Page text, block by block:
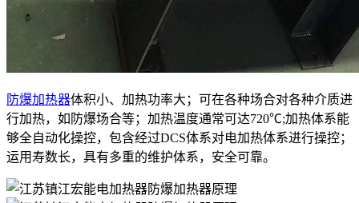
防爆加热器体积小、加热功率大；可在各种场合对各种介质进
行加热，如防爆场合等；加热温度通常可达720℃;加热体系能
够全自动化操控，包含经过DCS体系对电加热体系进行操控；
运用寿数长，具有多重的维护体系，安全可靠。